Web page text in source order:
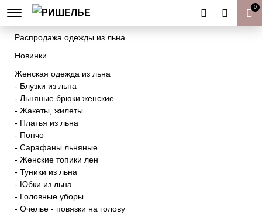
0
Товары к Пасхе | Пасхальный декор
Распродажа одежды из льна
Новинки
Женская одежда из льна
- Блузки из льна
- Льняные брюки женские
- Жакеты, жилеты.
- Платья из льна
- Пончо
- Сарафаны льняные
- Женские топики лен
- Туники из льна
- Юбки из льна
- Головные уборы
- Очелье - повязки на голову